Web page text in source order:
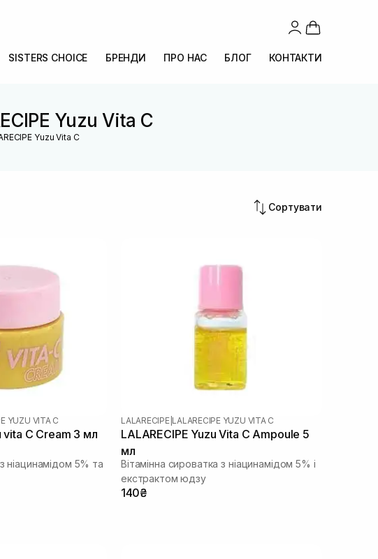
SISTERS CHOICE БРЕНДИ ПРО НАС БЛОГ КОНТАКТИ
Yuzu Vita C
Yuzu Vita C
Сортувати
YUZU VITA C
vita C Cream 3 мл
5% та
LALARECIPE LALARECIPE YUZU VITA C
LALARECIPE Yuzu Vita C Ampoule 5
мл
Вітамінна сироватка з ніацинамідом 5% і
екстрактом юдзу
140₴